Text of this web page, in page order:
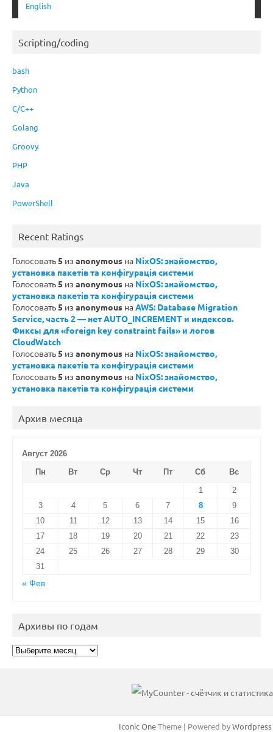
English
Scripting/coding
bash
Python
C/C++
Golang
Groovy
PHP
Java
PowerShell
Recent Ratings
Голосовать5 из anonymous на NixOS: знайомство,
установка пакетів та конфігурація системи
Голосовать5 из anonymous на NixOS: знайомство,
установка пакетів та конфігурація системи
Голосовать5 из anonymous наAWS: Database Migration
Service, часть 2 — нет AUTO_INCREMENT и индексов.
Фиксы для «foreign key constraint fails» и логов
CloudWatch
Голосовать5 из anonymous на NixOS: знайомство,
установка пакетів та конфігурація системи
Голосовать5 из anonymous на NixOS: знайомство,
установка пакетів та конфігурація системи
Архив месяца
Август 2026
Пн
Вт Ср Чт Пт Сб
Вс
1
2
3
4 5 6 7 8
9
10
11 12 13 14 15
16
17
18 19 20 21 22
23
24
25 26 27 28 29
30
31
« Фев
Архивы по годам
Архивы
Iconic OneTheme | Powered byWordpress